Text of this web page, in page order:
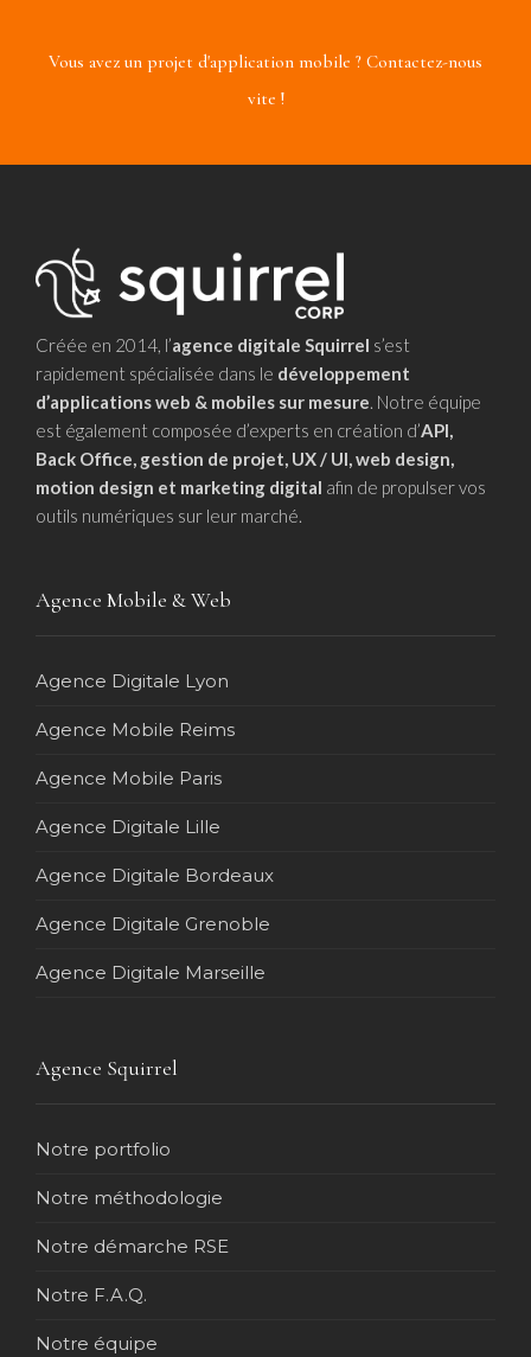
Vous avez un projet d'application mobile ? Contactez-nous
vite !
Créée en 2014, l’agence digitale Squirrel s’est
rapidement spécialisée dans le développement
d’applications web & mobiles sur mesure. Notre équipe
est également composée d’experts en création d’API,
Back Office, gestion de projet, UX / UI, web design,
motion design et marketing digital afin de propulser vos
outils numériques sur leur marché.
Agence Mobile & Web
Agence Digitale Lyon
Agence Mobile Reims
Agence Mobile Paris
Agence Digitale Lille
Agence Digitale Bordeaux
Agence Digitale Grenoble
Agence Digitale Marseille
Agence Squirrel
Notre portfolio
Notre méthodologie
Notre démarche RSE
Notre F.A.Q.
Notre équipe